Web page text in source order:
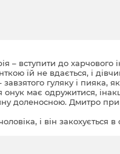
– вступити до харчового
їй не вдається, і
гуляку і пияка,
онук має одружитися,
доленосною. Дмитро
і він закохується